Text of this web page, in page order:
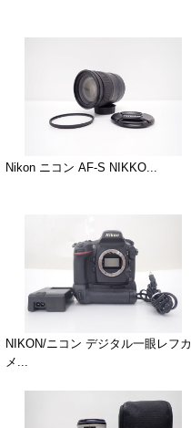
Nikon ニコン AF-S NIKKO...
NIKON/ニコン デジタル一眼レフカ
メ...